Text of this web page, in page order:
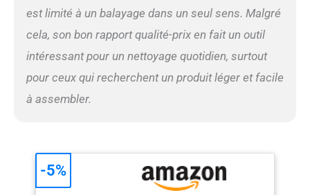
ordinaires. Aucune
poussière ou poils
d'animaux ne sont projetés
dans l'air pendant le
nettoyage. Poignée
réglable. Équipé d'une
à votre hauteur, la hauteur
peut être ajustée – 78,7
cm/114,3 cm pour vous
est limité à un balayage dans un seul sens. Malgré
cela, son bon rapport qualité-prix en fait un outil
intéressant pour un nettoyage quotidien, surtout
pour ceux qui recherchent un produit léger et facile
à assembler.
-5%